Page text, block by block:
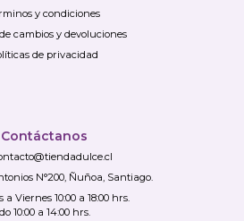
y condiciones
cambios y devoluciones
de privacidad
Contáctanos
N°200, Ñuñoa, Santiago.
a Viernes 10:00 a 18:00 hrs.
10:00 a 14:00 hrs.